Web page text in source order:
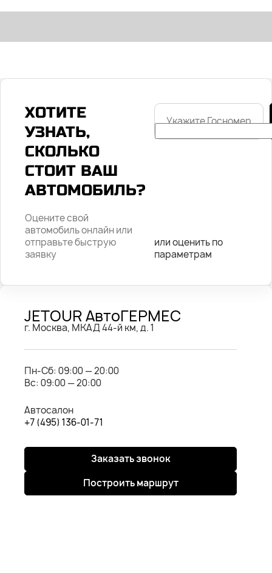
ХОТИТЕ
УЗНАТЬ,
СКОЛЬКО
СТОИТ ВАШ
АВТОМОБИЛЬ?
Оцените свой
автомобиль онлайн или
отправьте быструю
заявку
УкажитеГосномер
или оценить по
параметрам
JETOUR АвтоГЕРМЕС
г. Москва, МКАД 44-й км, д. 1
Пн-Cб: 09:00 — 20:00
Вс: 09:00 — 20:00
Автосалон
+7 (495) 136-01-71
Заказать звонок
Построить маршрут